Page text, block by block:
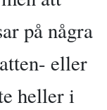
på några
eller
heller i